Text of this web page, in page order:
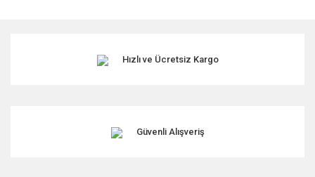
Hızlı ve Ücretsiz Kargo
Güvenli Alışveriş